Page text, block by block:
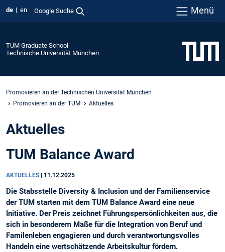
de en Google Suche Menü
TUM Graduate School
Technische Universität München
Promovieren an der Technischen Universität München
Promovieren an der TUM
Aktuelles
Aktuelles
TUM Balance Award
AKTUELLES 11.12.2025
Die Stabsstelle Diversity & Inclusion und der Familienservice
der TUM starten mit dem TUM Balance Award eine neue
Initiative. Der Preis zeichnet Führungspersönlichkeiten aus, die
sich in besonderem Maße für die Integration von Beruf und
Familenleben engagieren und durch verantwortungsvolles
Handeln eine wertschätzende Arbeitskultur fördern.